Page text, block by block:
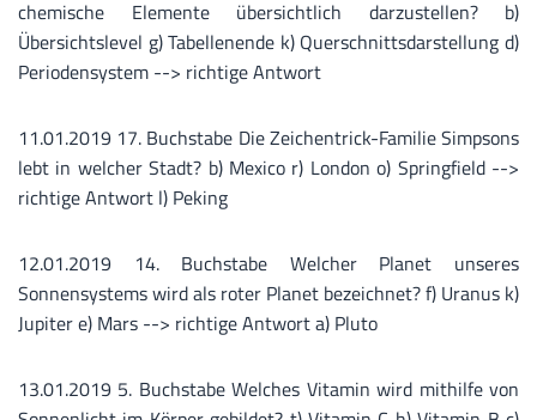
chemische Elemente übersichtlich darzustellen? b)
Übersichtslevel g) Tabellenende k) Querschnittsdarstellung d)
Periodensystem --> richtige Antwort
11.01.2019 17. Buchstabe Die Zeichentrick-Familie Simpsons
lebt in welcher Stadt? b) Mexico r) London o) Springfield -->
richtige Antwort l) Peking
12.01.2019 14. Buchstabe Welcher Planet unseres
Sonnensystems wird als roter Planet bezeichnet? f) Uranus k)
Jupiter e) Mars --> richtige Antwort a) Pluto
13.01.2019 5. Buchstabe Welches Vitamin wird mithilfe von